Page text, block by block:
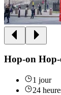
Hop-on
1 jour
24